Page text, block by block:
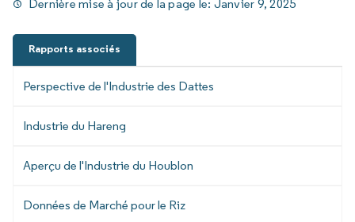
Dernière mise à jour de la page le: Janvier 9, 2025
Rapports associés
Perspective de l'Industrie des Dattes
Industrie du Hareng
Aperçu de l'Industrie du Houblon
Données de Marché pour le Riz